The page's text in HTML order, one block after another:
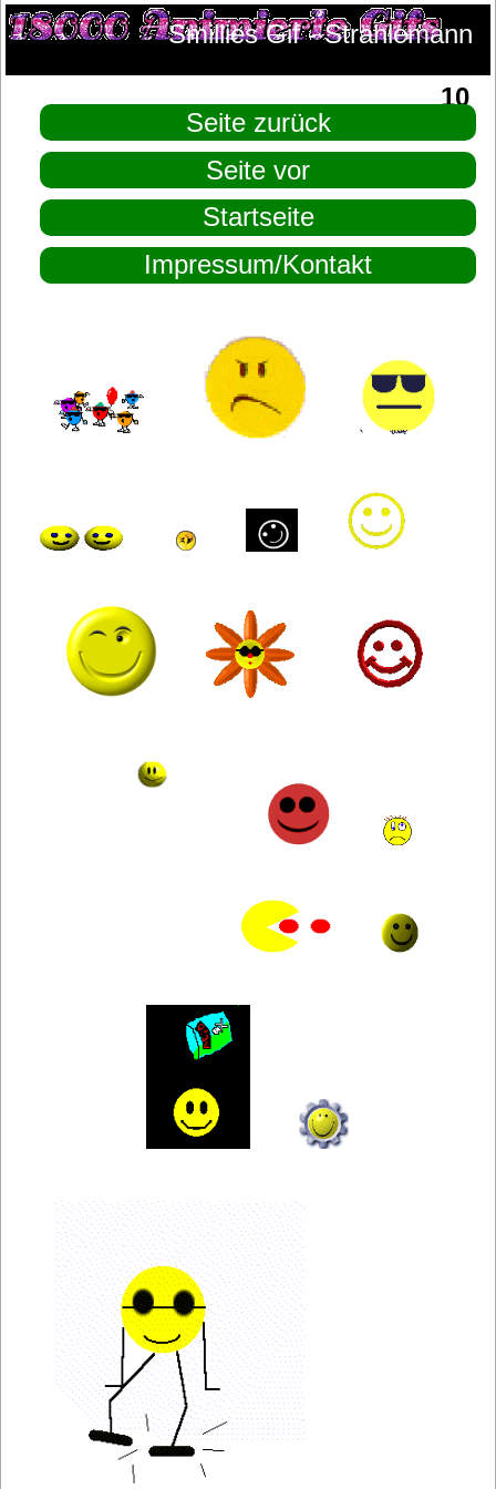
Smillies Gif - Strahlemann
Dauergrinser Grinsgesicht Seite 9/10
Seite zurück
Seite vor
Startseite
Impressum/Kontakt